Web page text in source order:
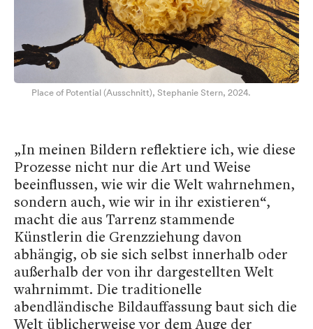
Place of Potential (Ausschnitt), Stephanie Stern, 2024.
„In meinen Bildern reflektiere ich, wie diese
Prozesse nicht nur die Art und Weise
beeinflussen, wie wir die Welt wahrnehmen,
sondern auch, wie wir in ihr existieren“,
macht die aus Tarrenz stammende
Künstlerin die Grenzziehung davon
abhängig, ob sie sich selbst innerhalb oder
außerhalb der von ihr dargestellten Welt
wahrnimmt. Die traditionelle
abendländische Bildauffassung baut sich die
Welt üblicherweise vor dem Auge der